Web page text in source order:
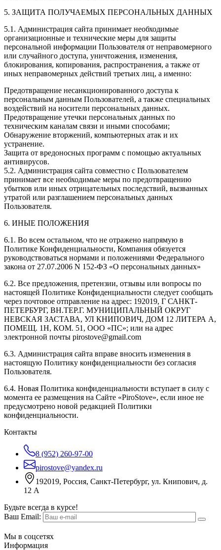
5. ЗАЩИТА ПОЛУЧАЕМЫХ ПЕРСОНАЛЬНЫХ ДАННЫХ
5.1. Администрация сайта принимает необходимые
организационные и технические меры для защиты
персональной информации Пользователя от неправомерного
или случайного доступа, уничтожения, изменения,
блокирования, копирования, распространения, а также от
иных неправомерных действий третьих лиц, а именно:
Предотвращение несанкционированного доступа к
персональным данным Пользователей, а также специальных
воздействий на носители персональных данных.
Предотвращение утечки персональных данных по
техническим каналам связи и иными способами;
Обнаружение вторжений, компьютерных атак и их
устранение.
Защита от вредоносных программ с помощью актуальных
антивирусов.
5.2. Администрация сайта совместно с Пользователем
принимает все необходимые меры по предотвращению
убытков или иных отрицательных последствий, вызванных
утратой или разглашением персональных данных
Пользователя.
6. ИНЫЕ ПОЛОЖЕНИЯ
6.1. Во всем остальном, что не отражено напрямую в
Политике Конфиденциальности, Компания обязуется
руководствоваться нормами и положениями Федерального
закона от 27.07.2006 N 152-ФЗ «О персональных данных»
6.2. Все предложения, претензии, отзывы или вопросы по
настоящей Политике Конфиденциальности следует сообщать
через почтовое отправление на адрес: 192019, Г САНКТ-
ПЕТЕРБУРГ, ВН.ТЕР.Г. МУНИЦИПАЛЬНЫЙ ОКРУГ
НЕВСКАЯ ЗАСТАВА, УЛ КНИПОВИЧ, ДОМ 12 ЛИТЕРА А,
ПОМЕЩ. 1Н, КОМ. 51, ООО «ПС»; или на адрес
электронной почты pirostove@gmail.com
6.3. Администрация сайта вправе вносить изменения в
настоящую Политику конфиденциальности без согласия
Пользователя.
6.4. Новая Политика конфиденциальности вступает в силу с
момента ее размещения на Сайте «PiroStove», если иное не
предусмотрено новой редакцией Политики
конфиденциальности.
Контакты
8 (952) 260-97-00
pirostove@yandex.ru
192019, Россия, Санкт-Петербург, ул. Книпович, д.
12 А
Будьте всегда в курсе!
Ваш Email:
Мы в соцсетях
Информация